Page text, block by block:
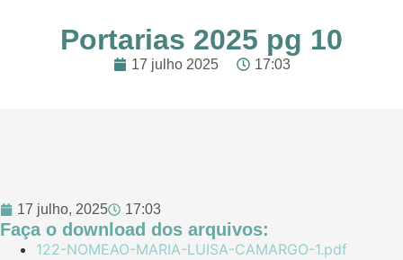
Portarias 2025 pg 10
17 julho 2025 17:03
17 julho, 2025 17:03
Faça o download dos arquivos:
122-NOMEAO-MARIA-LUISA-CAMARGO-1.pdf